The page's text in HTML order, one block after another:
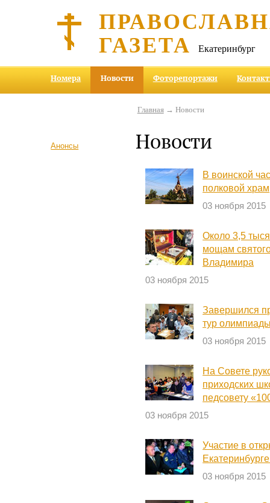
ГАЗЕТА Екатеринбург
Номера Новости Фоторепортажи
Анонсы
Главная→ Новости
Новости
В воинской
полковой храм
03 ноября 2015
Около 3,5
мощам
Владимира
03 ноября 2015
Завершился
тур
03 ноября 2015
На Совете
приходских
педсовету
03 ноября 2015
Участие в
03 ноября 2015